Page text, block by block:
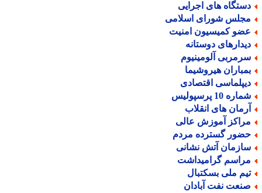
های اجرایی
شورای اسلامی
کمیسیون امنیت
دوستانه
آلومینیوم
هیروشیما
اقتصادی
10 پرسپولیس
های انقلاب
آموزش عالی
گسترده مردم
آتش نشانی
گرامیداشت
ملی بسکتبال
نفت آبادان